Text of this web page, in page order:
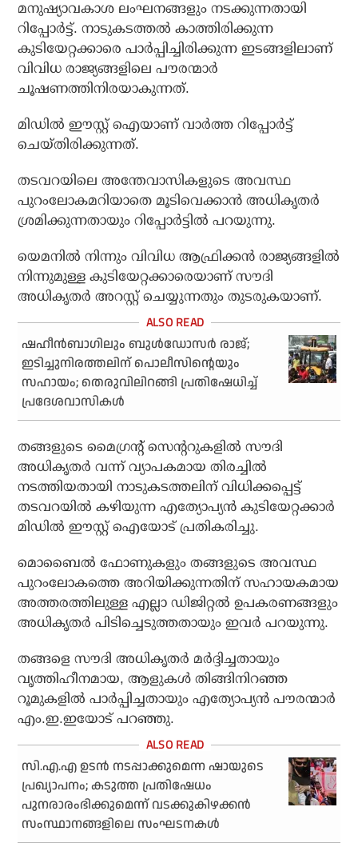
മനുഷ്യാവകാശ ലംഘനങ്ങളും നടക്കുന്നതായി
റിപ്പോര്‍ട്ട്. നാടുകടത്തല്‍ കാത്തിരിക്കുന്ന
കുടിയേറ്റക്കാരെ പാര്‍പ്പിച്ചിരിക്കുന്ന ഇടങ്ങളിലാണ്
വിവിധ രാജ്യങ്ങളിലെ പൗരന്മാര്‍
ചൂഷണത്തിനിരയാകുന്നത്.
മിഡില്‍ ഈസ്റ്റ് ഐയാണ് വാര്‍ത്ത റിപ്പോര്‍ട്ട്
ചെയ്തിരിക്കുന്നത്.
തടവറയിലെ അന്തേവാസികളുടെ അവസ്ഥ
പുറംലോകമറിയാതെ മൂടിവെക്കാന്‍ അധികൃതര്‍
ശ്രമിക്കുന്നതായും റിപ്പോര്‍ട്ടില്‍ പറയുന്നു.
യെമനില്‍ നിന്നും വിവിധ ആഫ്രിക്കന്‍ രാജ്യങ്ങളില്‍
നിന്നുമുള്ള കുടിയേറ്റക്കാരെയാണ് സൗദി
അധികൃതര്‍ അറസ്റ്റ് ചെയ്യുന്നതും തുടരുകയാണ്.
ഷഹീന്‍ബാഗിലും ബുള്‍ഡോസര്‍ രാജ്;
ഇടിച്ചുനിരത്തലിന് പൊലീസിന്റെയും
സഹായം; തെരുവിലിറങ്ങി പ്രതിഷേധിച്ച്
പ്രദേശവാസികള്‍
തങ്ങളുടെ മൈഗ്രന്റ് സെന്ററുകളില്‍ സൗദി
അധികൃതര്‍ വന്ന് വ്യാപകമായ തിരച്ചില്‍
നടത്തിയതായി നാടുകടത്തലിന് വിധിക്കപ്പെട്ട്
തടവറയില്‍ കഴിയുന്ന എത്യോപ്യന്‍ കുടിയേറ്റക്കാര്‍
മിഡില്‍ ഈസ്റ്റ് ഐയോട് പ്രതികരിച്ചു.
മൊബൈല്‍ ഫോണുകളും തങ്ങളുടെ അവസ്ഥ
പുറംലോകത്തെ അറിയിക്കുന്നതിന് സഹായകമായ
അത്തരത്തിലുള്ള എല്ലാ ഡിജിറ്റല്‍ ഉപകരണങ്ങളും
അധികൃതര്‍ പിടിച്ചെടുത്തതായും ഇവര്‍ പറയുന്നു.
തങ്ങളെ സൗദി അധികൃതര്‍ മര്‍ദ്ദിച്ചതായും
വൃത്തിഹീനമായ, ആളുകള്‍ തിങ്ങിനിറഞ്ഞ
റൂമുകളില്‍ പാര്‍പ്പിച്ചതായും എത്യോപ്യന്‍ പൗരന്മാര്‍
എം.ഇ.ഇയോട് പറഞ്ഞു.
സി.എ.എ ഉടന്‍ നടപ്പാക്കുമെന്ന ഷായുടെ
പ്രഖ്യാപനം; കടുത്ത പ്രതിഷേധം
പുനരാരംഭിക്കുമെന്ന് വടക്കുകിഴക്കന്‍
സംസ്ഥാനങ്ങളിലെ സംഘടനകള്‍